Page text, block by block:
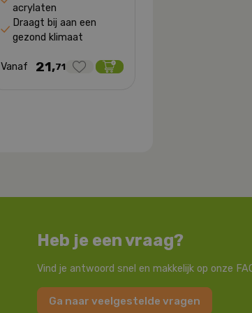
acrylaten
Draagt bij aan een
gezond klimaat
Vanaf 21,71
Heb je een vraag?
Vind je antwoord snel en makkelijk op onze
Ga naar veelgestelde vragen